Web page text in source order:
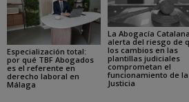
Especialización total:
por qué TBF Abogados
es el referente en
derecho laboral en
Málaga
La Abogacía Catalana
alerta del riesgo de
los cambios en las
plantillas judiciales
comprometan el
funcionamiento de la
Justicia